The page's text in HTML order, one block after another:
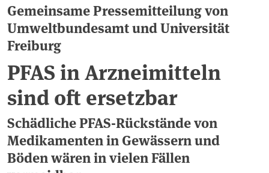
Gemeinsame Pressemitteilung von
Umweltbundesamt und Universität
Freiburg
PFAS in Arzneimitteln
sind oft ersetzbar
Schädliche PFAS-Rückstände von
Medikamenten in Gewässern und
Böden wären in vielen Fällen